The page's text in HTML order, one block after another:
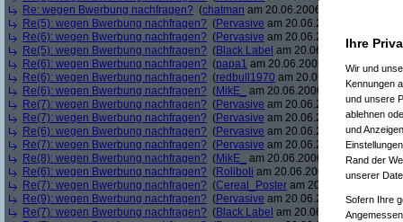
Re: wegen Bwerbung nachfragen? (chatman am 20.06.2006, 14:32:24)
Re(5): wegen Bwerbung nachfragen? (Pervasive am 20.06.2006, 14:32:44)
Re(6): wegen Bwerbung nachfragen? (Pervasive am 20.06.2006, 14:33:00)
Re(5): wegen Bwerbung nachfragen? (Black Label am 20.06.2006, 14:35:06)
Re(6): wegen Bwerbung nachfragen? (papa1 am 20.06.2006, 14:36:44)
Re(6): wegen Bwerbung nachfragen? (redbull1970 am 20.06.2006, 14:38:33)
Re(6): wegen Bwerbung nachfragen? (MikE_
am 20.06.2006, 14:38:47)
Re(7): wegen Bwerbung nachfragen? (Pervasive am 20.06.2006, 14:42:37)
Re(7): wegen Bwerbung nachfragen? (Pervasive am 20.06.2006, 14:43:53)
Re(6): wegen Bwerbung nachfragen? (Pervasive am 20.06.2006, 14:44:43)
Re(7): wegen Bwerbung nachfragen? (Pervasive am 20.06.2006, 14:45:01)
Re(8): wegen Bwerbung nachfragen? (MikE_
am 20.06.2006, 14:45:07)
Re(6): wegen Bwerbung nachfragen? (Roliboli am 20.06.2006, 14:45:42)
Re(7): wegen Bwerbung nachfragen? (Cereal_Poster am 20.06.2006,
Re(9): wegen Bwerbung nachfragen? (Pervasive am 20.06.2006, 14:48:39)
Re(7): wegen Bwerbung nachfragen? (Black Label am 20.06.2006, 14:49:02)
Ihre
Wir und
Kennungen
und unsere
ablehnen
und
Rand der
unserer
Sofern Ihre